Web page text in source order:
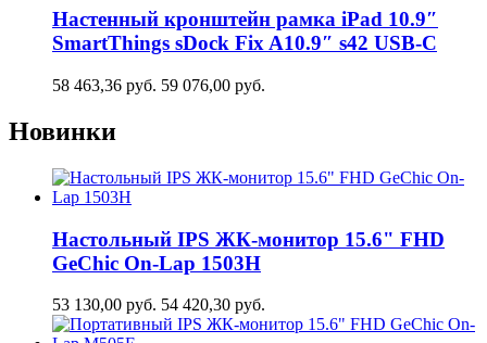
Настенный кронштейн рамка iPad 10.9″
SmartThings sDock Fix A10.9″ s42 USB-C
58 463,36 руб. 59 076,00 руб.
Новинки
Настольный IPS ЖК-монитор 15.6" FHD
GeСhic On-Lap 1503H
53 130,00 руб. 54 420,30 руб.